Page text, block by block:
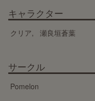
キャラクター
クリア 瀬良垣蒼葉
サークル
Pomelon